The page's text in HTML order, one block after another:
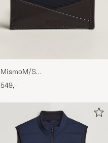
MismoM/S
CardholderNavy/Dark Brown
549,-